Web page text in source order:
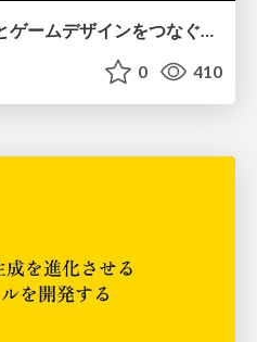
【CEDEC2026】アートとゲームデザインをつなぐVFX設計『GRANBLUE FANTASY: Relink - Endless Ragnarok』における表現と可読性の両立
0 410